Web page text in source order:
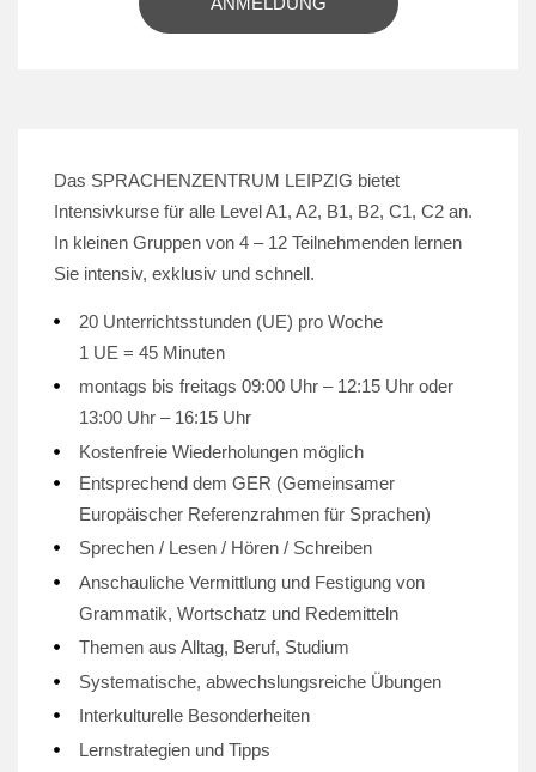
Das SPRACHENZENTRUM LEIPZIG bietet
Intensivkurse für alle Level A1, A2, B1, B2, C1, C2 an.
In kleinen Gruppen von 4 – 12 Teilnehmenden lernen
Sie intensiv, exklusiv und schnell.
20 Unterrichtsstunden (UE) pro Woche
1 UE = 45 Minuten
montags bis freitags 09:00 Uhr – 12:15 Uhr oder
13:00 Uhr – 16:15 Uhr
Kostenfreie Wiederholungen möglich
Entsprechend dem GER (Gemeinsamer
Europäischer Referenzrahmen für Sprachen)
Sprechen / Lesen / Hören / Schreiben
Anschauliche Vermittlung und Festigung von
Grammatik, Wortschatz und Redemitteln
Themen aus Alltag, Beruf, Studium
Systematische, abwechslungsreiche Übungen
Interkulturelle Besonderheiten
Lernstrategien und Tipps